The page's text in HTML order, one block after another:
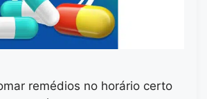
remédios no horário certo